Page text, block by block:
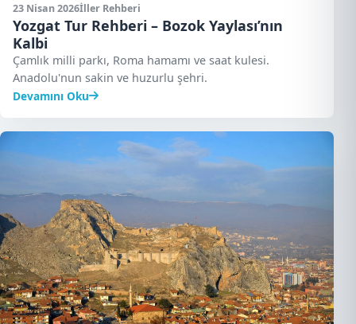
23 Nisan 2026İller Rehberi
Yozgat Tur Rehberi – Bozok Yaylası’nın
Kalbi
Çamlık milli parkı, Roma hamamı ve saat kulesi.
Anadolu'nun sakin ve huzurlu şehri.
Devamını Oku